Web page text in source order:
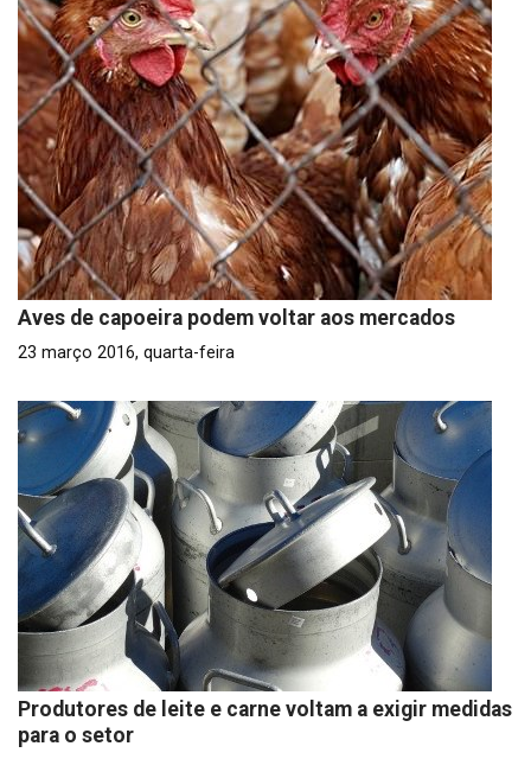
Aves de capoeira podem voltar aos mercados
23 março 2016, quarta-feira
Produtores de leite e carne voltam a exigir medidas
para o setor